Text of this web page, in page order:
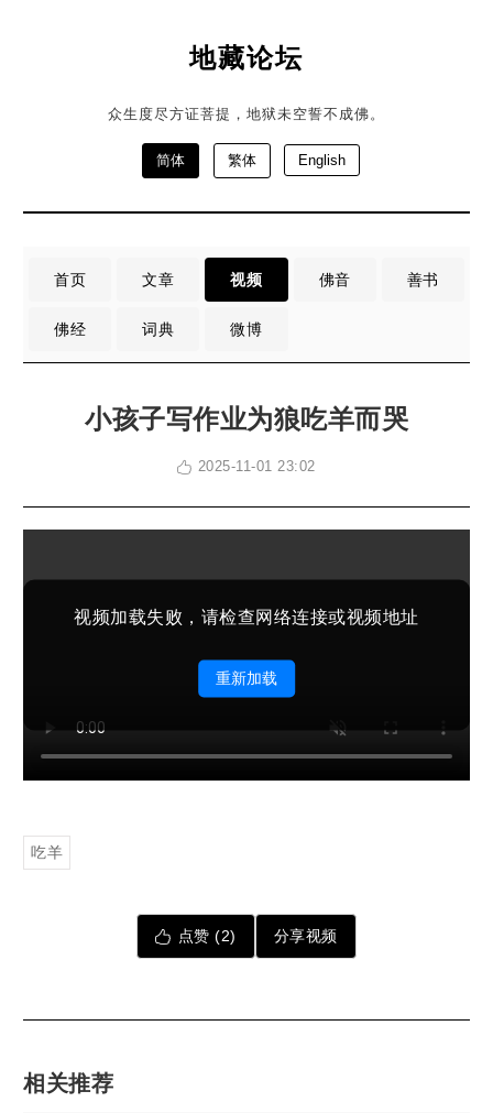
地藏论坛
众生度尽方证菩提，地狱未空誓不成佛。
简体 繁体 English
首页 文章 视频 佛音 善书
佛经 词典 微博
小孩子写作业为狼吃羊而哭
2025-11-01 23:02
视频加载失败，请检查网络连接或视频地址
重新加载
吃羊
点赞 (2) 分享视频
相关推荐